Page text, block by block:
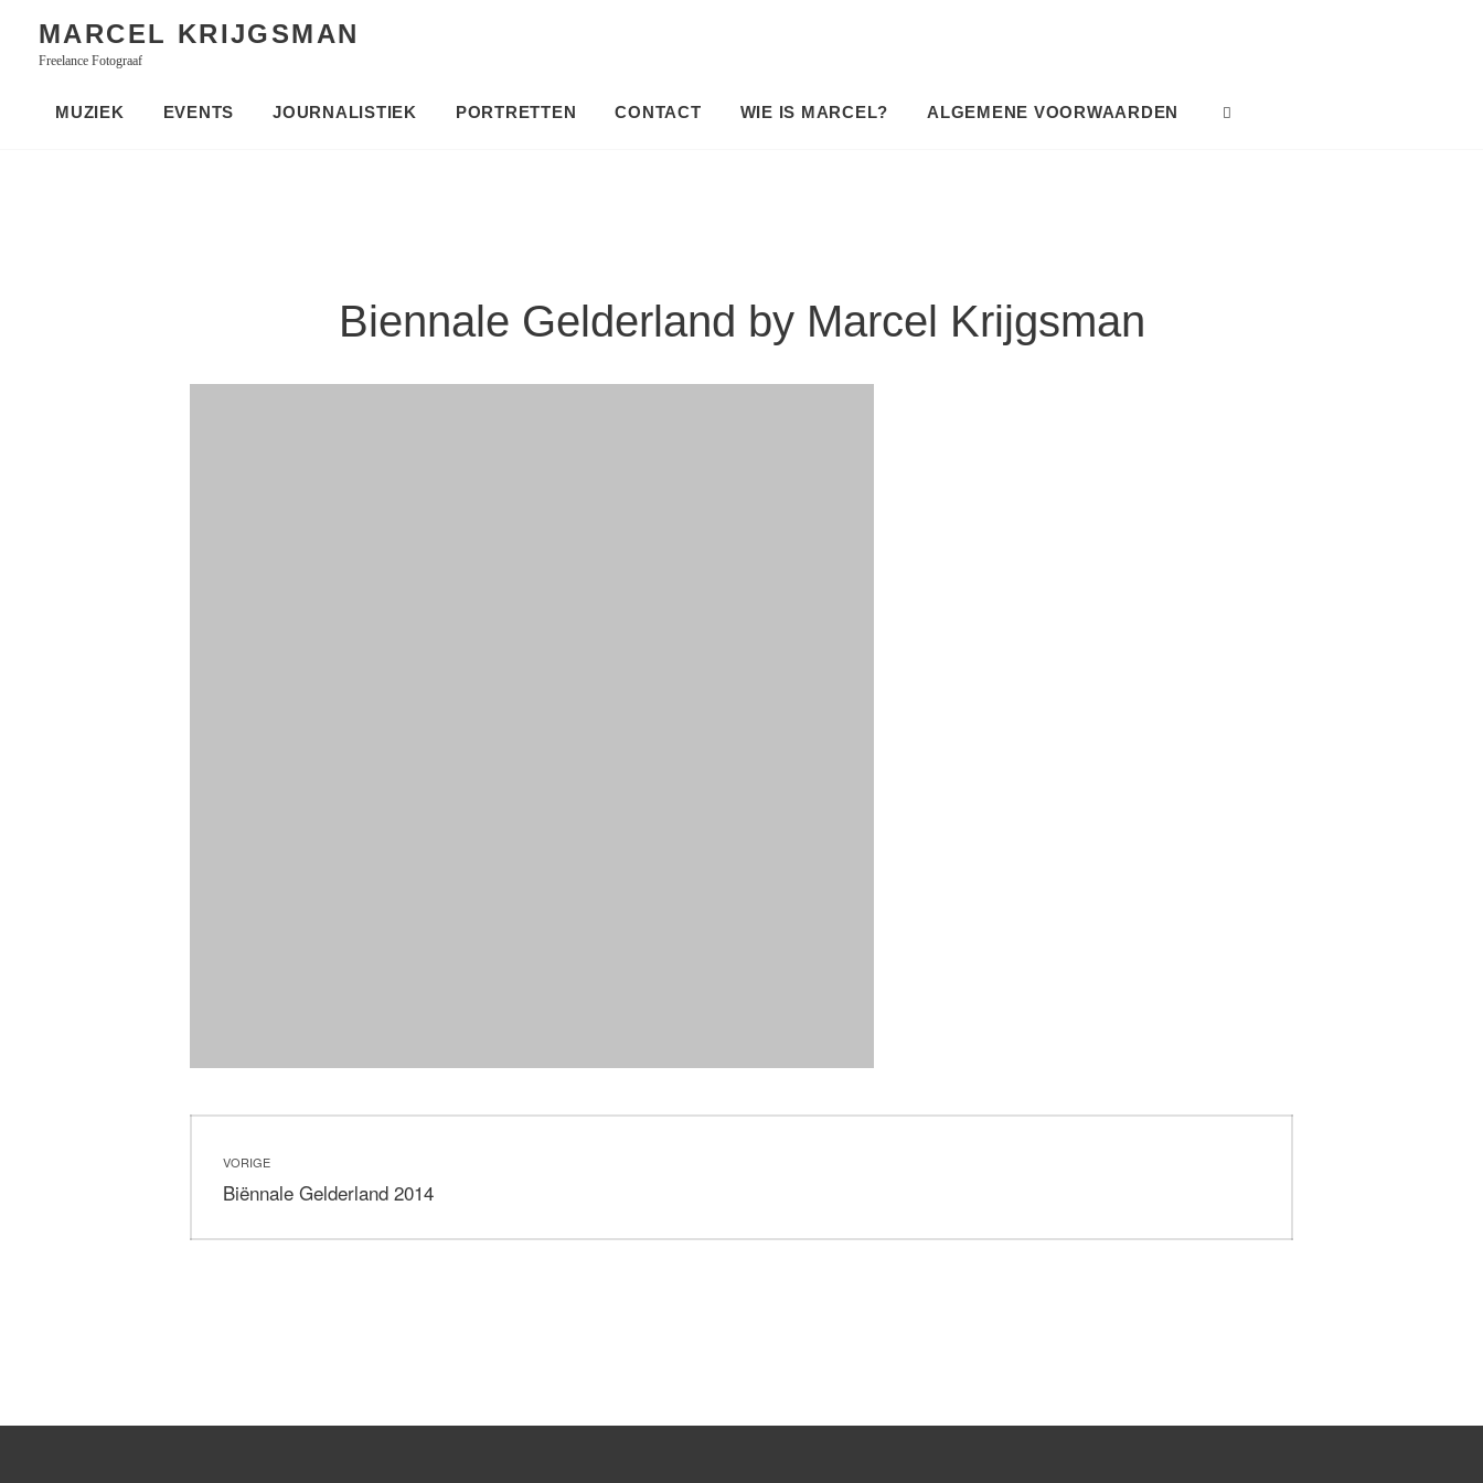
content
MARCEL KRIJGSMAN
Freelance Fotograaf
MUZIEK EVENTS JOURNALISTIEK PORTRETTEN CONTACT WIE IS MARCEL? ALGEMENE VOORWAARDEN
Biennale Gelderland by Marcel Krijgsman
navigatie
VORIGE
Vorig
Biënnale Gelderland 2014